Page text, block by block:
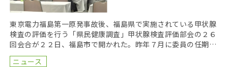
東京電力福島第一原発事故後、福島県で実施されている甲状腺
検査の評価を行う「県民健康調査」甲状腺検査評価部会の２６
回会合が２２日、福島市で開かれた。昨年７月に委員の任期を
終え、委員が改選されてから初の開催となり、鈴木元保内 […]
ニュース